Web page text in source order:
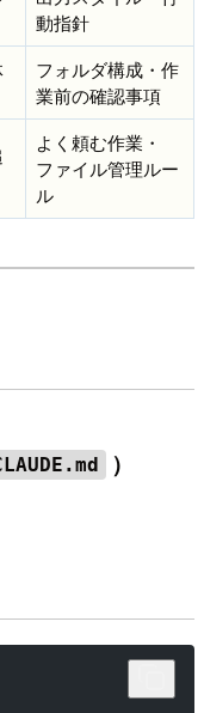
動指針
フォルダ構成・作
業前の確認事項
よく頼む作業・
ファイル管理ルー
ル
）